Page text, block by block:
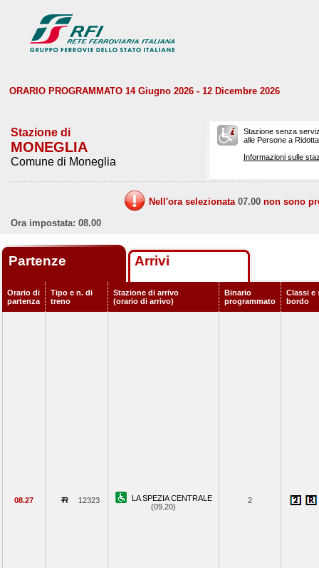
ORARIO PROGRAMMATO 14 Giugno 2026 - 12 Dicembre 2026
Stazione di
MONEGLIA
Comune di Moneglia
Stazione senza
alle Persone a
Informazioni sulle
Nell'ora selezionata 07.00 non sono
Ora impostata: 08.00
Partenze Arrivi
Orario di
partenza
Tipo e n. di
treno
Stazione di arrivo
(orario di arrivo)
Binario
programmato
Classi e
bordo
08.27 12323
LA SPEZIA CENTRALE
(09.20)
2